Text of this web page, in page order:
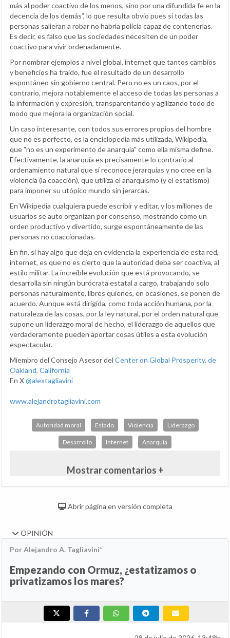
más al poder coactivo de los menos, sino por una difundida fe en la
decencia de los demás”, lo que resulta obvio pues si todas las
personas salieran a robar no habría policía capaz de contenerlas.
Es decir, es falso que las sociedades necesiten de un poder
coactivo para vivir ordenadamente.
Por nombrar ejemplos a nivel global, internet que tantos cambios
y beneficios ha traído, fue el resultado de un desarrollo
espontáneo sin gobierno central. Pero no es un caos, por el
contrario, mejora notablemente el acceso de todas las personas a
la información y expresión, transparentando y agilizando todo de
modo que mejora la organización social.
Un caso interesante, con todos sus errores propios del hombre
que no es perfecto, es la enciclopedia más utilizada, Wikipedia,
que "no es un experimento de anarquía" como ella misma define.
Efectivamente, la anarquía es precisamente lo contrario al
ordenamiento natural que sí reconoce jerarquías y no cree en la
violencia (la coacción), que utiliza el anarquismo (y el estatismo)
para imponer su utópico mundo sin jerarcas.
En Wikipedia cualquiera puede escribir y editar, y los millones de
usuarios se auto organizan por consenso, mostrando como un
orden productivo y divertido, surge espontáneamente de las
personas no coaccionadas.
En fin, si hay algo que deja en evidencia la experiencia de esta red,
internet, es que no es cierto que la autoridad deba ser coactiva, al
estilo militar. La increíble evolución que está provocando, se
desarrolla sin ningún burócrata estatal a cargo, trabajando solo
personas naturalmente, libres quienes, en ocasiones, se ponen de
acuerdo. Aunque está dirigida, como toda acción humana, por la
naturaleza de las cosas, por la ley natural, por el orden natural que
supone un liderazgo moral de hecho, el liderazgo de aquellos que
verdaderamente pueden aportar cosas útiles a esta evolución
espectacular.
Miembro del Consejo Asesor del Center on Global Prosperity, de
Oakland, California
En X@alextagliavini
www.alejandrotagliavini.com
Autoridad moral Estado Violencia Liderazgo
Desarrollo Internet Anarquía
Mostrar comentarios +
Abrir página en versión completa
OPINIÓN
Por Alejandro A. Tagliavini*
Empezando con Ormuz, ¿estatizamos o
privatizamos los mares?